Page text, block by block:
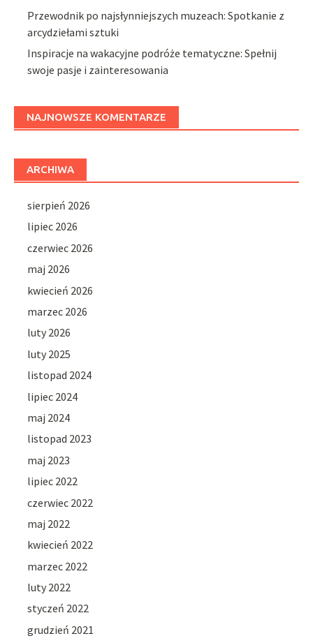
Przewodnik po najsłynniejszych muzeach: Spotkanie z
arcydziełami sztuki
Inspiracje na wakacyjne podróże tematyczne: Spełnij
swoje pasje i zainteresowania
NAJNOWSZE KOMENTARZE
ARCHIWA
sierpień 2026
lipiec 2026
czerwiec 2026
maj 2026
kwiecień 2026
marzec 2026
luty 2026
luty 2025
listopad 2024
lipiec 2024
maj 2024
listopad 2023
maj 2023
lipiec 2022
czerwiec 2022
maj 2022
kwiecień 2022
marzec 2022
luty 2022
styczeń 2022
grudzień 2021